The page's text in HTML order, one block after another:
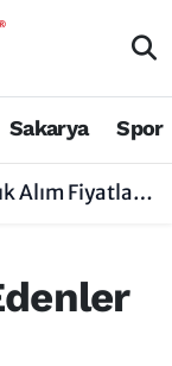
Sakarya Spor
Açıkladı